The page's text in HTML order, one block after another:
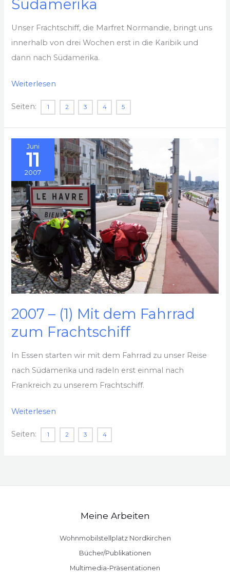
Südamerika
Unser Frachtschiff, die Marfret Normandie, bringt uns
innerhalb von drei Wochen erst in die Karibik und
dann nach Südamerika.
2007
Mit
dem
Frachtschiff
nach
Südamerika
Weiterlesen
Seiten: 1 2 3 4 5
Juni
11
2007
2007 – (1) Mit dem Fahrrad
zum Frachtschiff
In Essen starten wir mit dem Fahrrad zu unser Reise
nach Südamerika und radeln erst einmal nach
Frankreich zu unserem Frachtschiff.
2007
Fahrrad
Weiterlesen
Seiten: 1 2 3 4
Meine Arbeiten
Wohnmobilstellplatz Nordkirchen
Bücher/Publikationen
Multimedia-Präsentationen